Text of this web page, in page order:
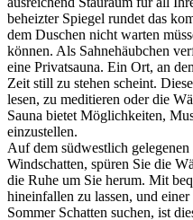
beheizter Spiegel rundet das
dem Duschen nicht warten
können. Als Sahnehäubchen
eine Privatsauna. Ein Ort, an
Zeit still zu stehen scheint.
lesen, zu meditieren oder die
Sauna bietet Möglichkeiten,
einzustellen.
Auf dem südwestlich
Windschatten, spüren Sie die
die Ruhe um Sie herum. Mit
hineinfallen zu lassen, und
Sommer Schatten suchen, ist